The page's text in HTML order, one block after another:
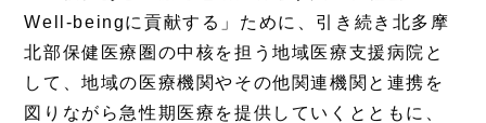
Well-beingに貢献する」ために、引き続き北多摩
北部保健医療圏の中核を担う地域医療支援病院と
して、地域の医療機関やその他関連機関と連携を
図りながら急性期医療を提供していくとともに、